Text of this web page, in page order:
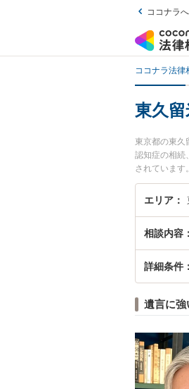
ココナラへ
ココナラ法律
東久
東京都の東久
認知症の相続
されています
たい』『初回
エリア
相談内容
詳細条件
遺言に強